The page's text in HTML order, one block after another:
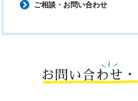
ご相談・お問い合わせ
お問い合わせ